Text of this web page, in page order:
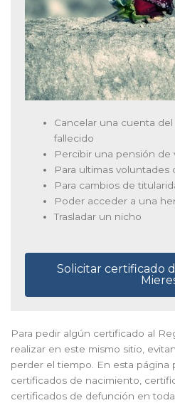
Cancelar una cuenta
fallecido
Percibir una pensión de
Para ultimas voluntades
Para cambios de
Poder acceder a una
Trasladar un nicho
Solicitar certificado
Para pedir algún certificado al
realizar en este mismo sitio,
perder el tiempo. En esta página
certificados de nacimiento,
certificados de defunción en toda